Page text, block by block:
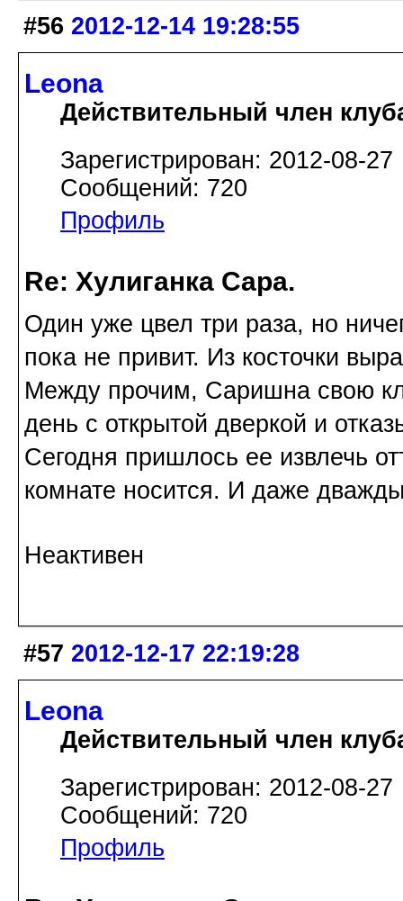
#56 2012-12-14 19:28:55
Leona
Действительный член
Зарегистрирован: 2012-08-27
Сообщений: 720
Профиль
Re: Хулиганка Сара.
Один уже цвел три раза, но
пока не привит. Из косточки
Между прочим, Саришна свою
день с открытой дверкой и
Сегодня пришлось ее извлечь
комнате носится. И даже
Неактивен
#57 2012-12-17 22:19:28
Leona
Действительный член
Зарегистрирован: 2012-08-27
Сообщений: 720
Профиль